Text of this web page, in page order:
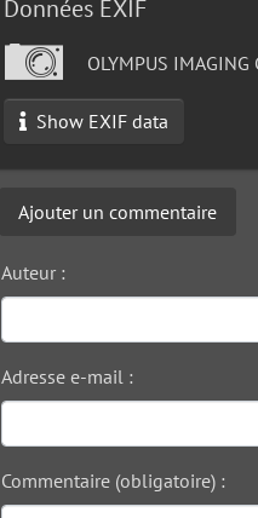
Données EXIF
OLYMPUS IMAGING
Show EXIF data
Ajouter un commentaire
Auteur :
Adresse e-mail :
Commentaire (obligatoire) :